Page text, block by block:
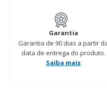
Garantia
Garantia de 90 dias a partir
data de entrega do produto.
Saiba mais